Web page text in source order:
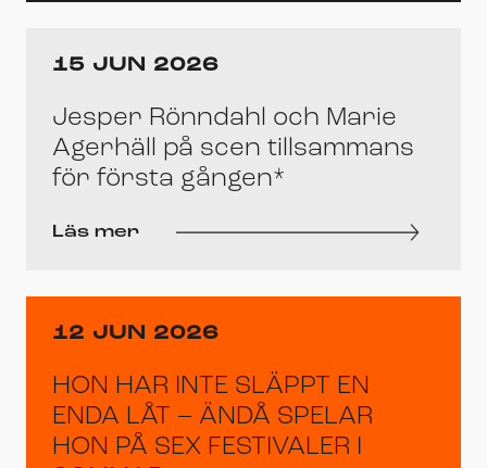
15 JUN 2026
Jesper Rönndahl och Marie
Agerhäll på scen tillsammans
för första gången*
Läs mer
12 JUN 2026
HON HAR INTE SLÄPPT EN
ENDA LÅT – ÄNDÅ SPELAR
HON PÅ SEX FESTIVALER I